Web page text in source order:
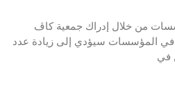
من خلال إدراك جمعية كاڤ
في المؤسسات سيؤدي إلى زيادة عدد
في